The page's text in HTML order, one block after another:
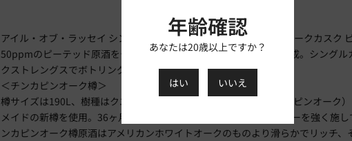
アイル・オブ・ラッセイ シングルカスク ナ・シア 5年 チンカピンオークカスク
50ppmのピーテッド原酒をチンカピンオーク樽（新樽）で5年間熟成。シングル
クストレングスでボトリング。
＜チンカピンオーク樽＞
樽サイズは190L、樹種はクエルクス・ムーレンバーギ（通称チンカピンオーク
メイドの新樽を使用。36ヶ月間の天日乾燥した後、トーストとチャーを強く施し
ンカピンオーク樽原酒はアメリカンホワイトオークのものより滑らかでリッチ、
年齢確認
あなたは20歳以上ですか？
はい いいえ